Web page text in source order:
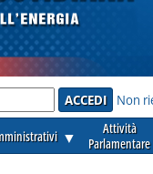
Non
▼
Attività
Parlamentare